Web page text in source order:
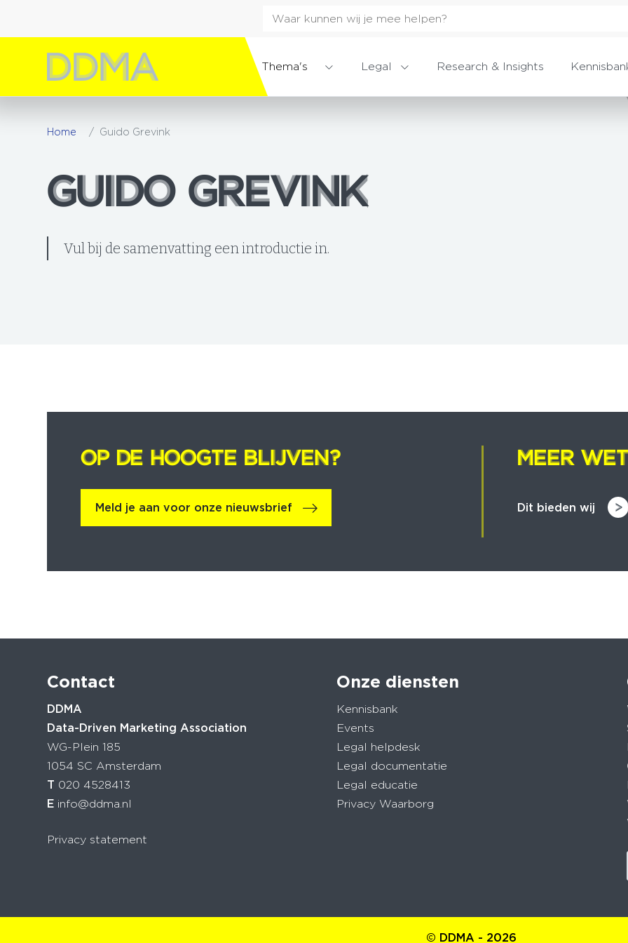
Thema's Legal Research & Insights
Home Guido Grevink
GUIDO GREVINK
GUIDO GREVINK
Vul bij de samenvatting een introductie in.
OP DE HOOGTE BLIJVEN?
OP DE HOOGTE BLIJVEN?
Meld je aan voor onze nieuwsbrief
MEER
MEER
Dit bieden wij
Contact
DDMA
Data-Driven Marketing Association
WG-Plein 185
1054 SC Amsterdam
T 020 4528413
E info@ddma.nl
Privacy statement
Onze diensten
Kennisbank
Events
Legal helpdesk
Legal documentatie
Legal educatie
Privacy Waarborg
© DDMA - 2026